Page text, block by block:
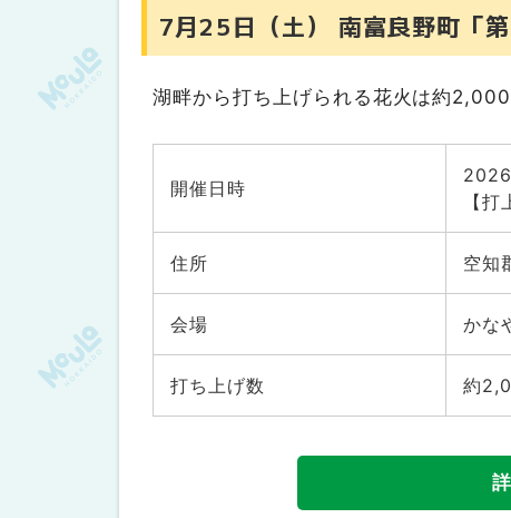
7月18日（土）滝川市「第36回チャ
7月18日（土）・19日（日）赤平市
7月25日（土）深川市「2026ふかが
8月1日（土）芦別町「第10回キラ
8月8日（土）砂川市「第29回ラブ
8月11日（火・祝）滝川市「たきか
8月13日（木）上砂川町「第24回 仮
7月18日（土）泊村「第55回群来ま
7月25日（土） 南富良野町「
湖畔から打ち上げられる花火は約
開催日時
2026
【
住所 空知
会場 かな
打ち上げ数 約